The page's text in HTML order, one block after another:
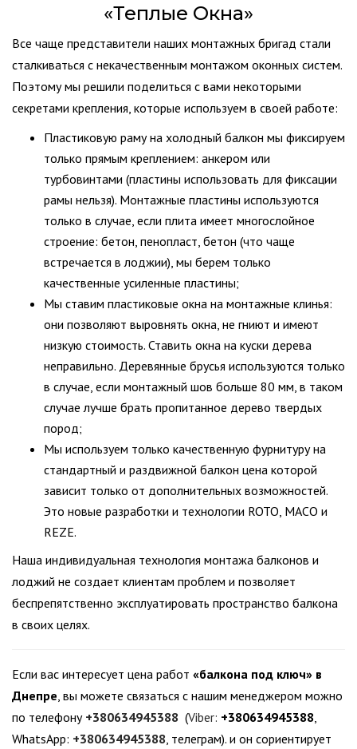
«Теплые Окна»
Все чаще представители наших монтажных бригад стали
сталкиваться с некачественным монтажом оконных систем.
Поэтому мы решили поделиться с вами некоторыми
секретами крепления, которые используем в своей работе:
Пластиковую раму на холодный балкон мы фиксируем
только прямым креплением: анкером или
турбовинтами (пластины использовать для фиксации
рамы нельзя). Монтажные пластины используются
только в случае, если плита имеет многослойное
строение: бетон, пенопласт, бетон (что чаще
встречается в лоджии), мы берем только
качественные усиленные пластины;
Мы ставим пластиковые окна на монтажные клинья:
они позволяют выровнять окна, не гниют и имеют
низкую стоимость. Ставить окна на куски дерева
неправильно. Деревянные брусья используются только
в случае, если монтажный шов больше 80 мм, в таком
случае лучше брать пропитанное дерево твердых
пород;
Мы используем только качественную фурнитуру на
стандартный и раздвижной балкон цена которой
зависит только от дополнительных возможностей.
Это новые разработки и технологии ROTO, MACO и
REZE.
Наша индивидуальная технология монтажа балконов и
лоджий не создает клиентам проблем и позволяет
беспрепятственно эксплуатировать пространство балкона
в своих целях.
Если вас интересует цена работ «балкона под ключ» в
Днепре , вы можете связаться с нашим менеджером можно
по телефону +380634945388 (Viber: +380634945388
WhatsApp: +380634945388 , телеграм). и он сориентирует